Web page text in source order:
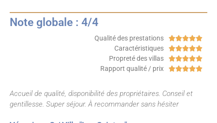
Note globale : 4/4
Qualité des prestations 
Caractéristiques 
Propreté des villas 
Rapport qualité / prix 
Accueil de qualité, disponibilité des propriétaires. Conseil et
gentillesse. Super séjour. À recommander sans hésiter